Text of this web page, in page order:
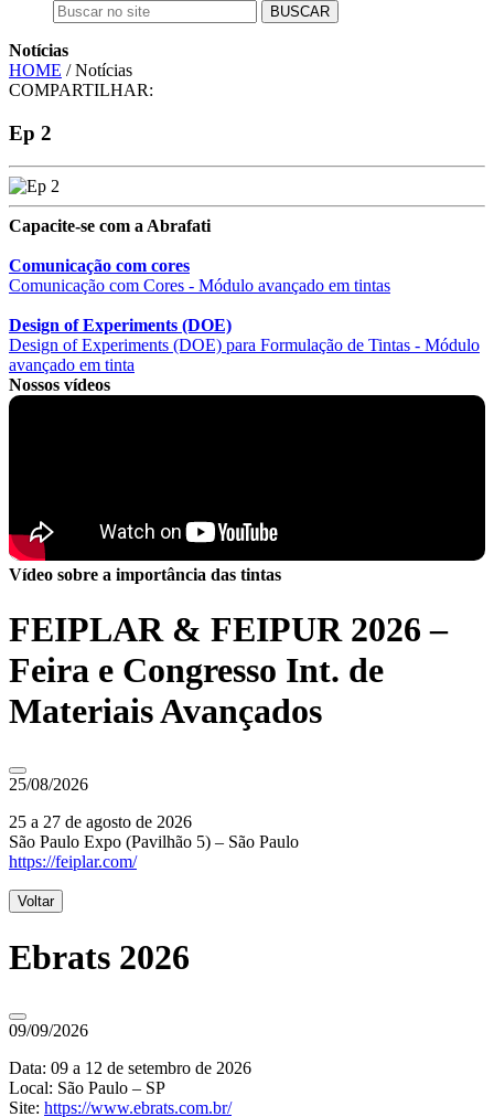
BUSCAR
Notícias
HOME / Notícias
COMPARTILHAR:
Ep 2
Capacite-se com a Abrafati
Comunicação com cores
Comunicação com Cores - Módulo avançado em tintas
Design of Experiments (DOE)
Design of Experiments (DOE) para Formulação de Tintas - Módulo
avançado em tinta
Nossos vídeos
Vídeo sobre a importância das tintas
FEIPLAR & FEIPUR 2026 –
Feira e Congresso Int. de
Materiais Avançados
25/08/2026
25 a 27 de agosto de 2026
São Paulo Expo (Pavilhão 5) – São Paulo
https://feiplar.com/
Voltar
Ebrats 2026
09/09/2026
Data: 09 a 12 de setembro de 2026
Local: São Paulo – SP
Site: https://www.ebrats.com.br/